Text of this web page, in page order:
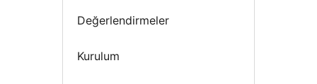
Değerlendirmeler
Kurulum